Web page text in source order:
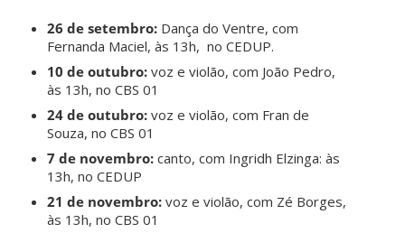
26 de setembro: Dança do Ventre, com
Fernanda Maciel, às 13h, no CEDUP.
10 de outubro:voz e violão, com João Pedro,
às 13h, no CBS 01
24 de outubro:voz e violão, com Fran de
Souza, no CBS 01
7 de novembro:canto, com Ingridh Elzinga: às
13h, no CEDUP
21 de novembro:voz e violão, com Zé Borges,
às 13h, no CBS 01